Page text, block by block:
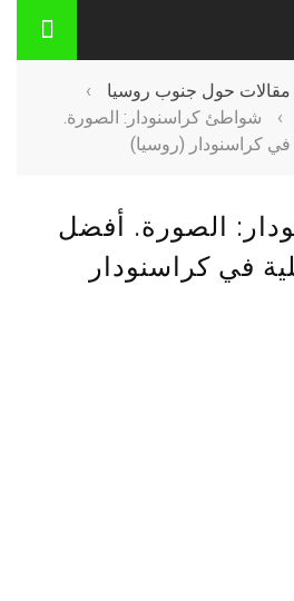
مقالات حول جنوب روسيا
›
›
شواطئ كراسنودار: الصورة.
كراسنودار (روسيا)
الصورة. أفضل
في كراسنودار